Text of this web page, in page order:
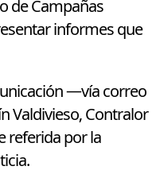
de Campañas
informes que
—vía correo
Valdivieso, Contralor
referida por la